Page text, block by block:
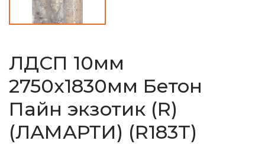
ЛДСП 10мм
2750х1830мм Бетон
Пайн экзотик (R)
(ЛАМАРТИ) (R183T)